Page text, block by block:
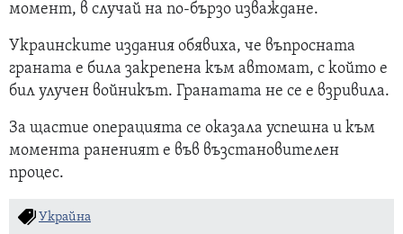
момент, в случай на по-бързо изваждане.
Украинските издания обявиха, че въпросната
граната е била закрепена към автомат, с който е
бил улучен войникът. Гранатата не се е взривила.
За щастие операцията се оказала успешна и към
момента раненият е във възстановителен
процес.
Украйна